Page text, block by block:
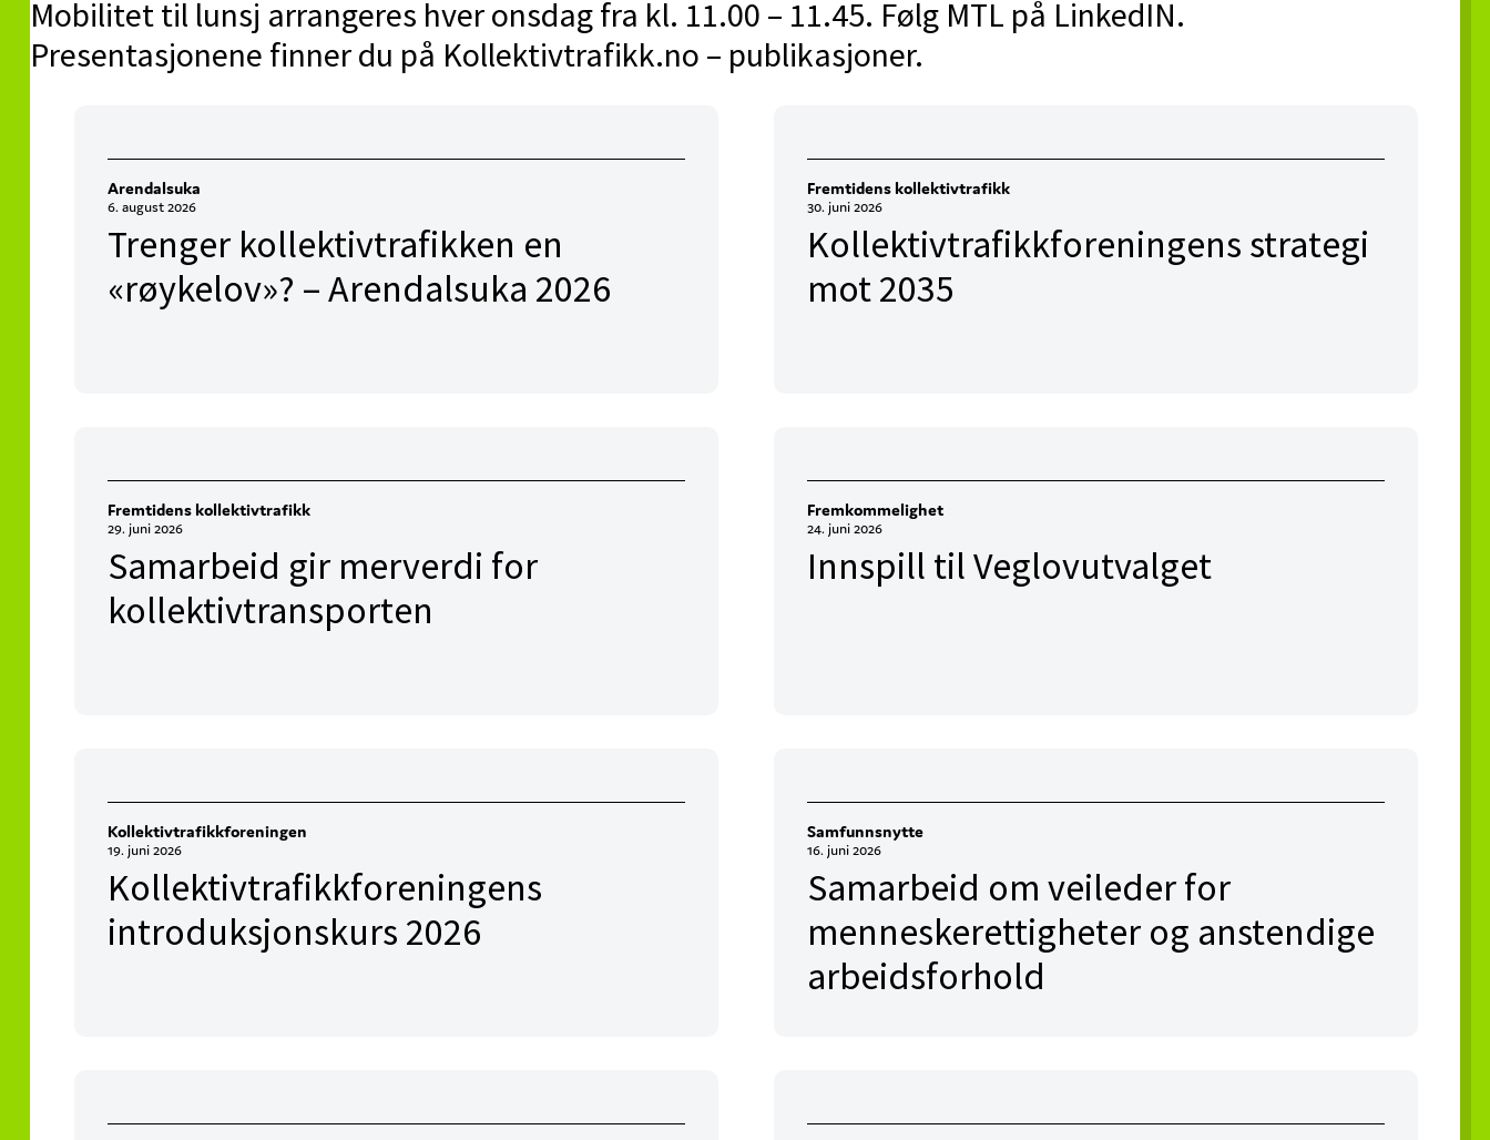
Mobilitet til lunsj arrangeres hver onsdag fra kl. 11.00 – 11.45. Følg MTL på LinkedIN.
Presentasjonene finner du på Kollektivtrafikk.no – publikasjoner.
Arendalsuka
6. august 2026
Trenger kollektivtrafikken en
«røykelov»? – Arendalsuka 2026
Fremtidens kollektivtrafikk
30. juni 2026
Kollektivtrafikkforeningens strategi
mot 2035
Fremtidens kollektivtrafikk
29. juni 2026
Samarbeid gir merverdi for
kollektivtransporten
Fremkommelighet
24. juni 2026
Innspill til Veglovutvalget
Kollektivtrafikkforeningen
19. juni 2026
Kollektivtrafikkforeningens
introduksjonskurs 2026
Samfunnsnytte
16. juni 2026
Samarbeid om veileder for
menneskerettigheter og anstendige
arbeidsforhold